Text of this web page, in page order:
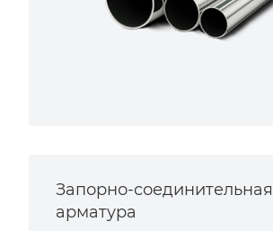
Запорно-соединительная
арматура